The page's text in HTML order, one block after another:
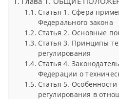
Статья 1. Сфера
Федерального закона
Статья 2. Основные
Статья 3. Принципы
регулирования
Статья 4.
Федерации о
Статья 5. Особенности
регулирования в